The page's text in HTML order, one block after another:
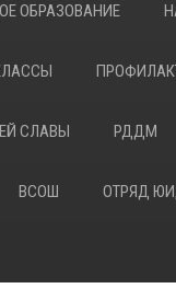
ОБРАЗОВАНИЕ
СЛАВЫ РДДМ
ВСОШ ОТРЯД